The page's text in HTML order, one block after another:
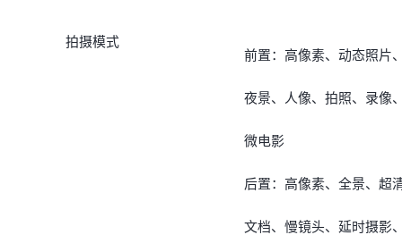
拍摄模式
前置：高像素、动态照片
夜景、人像、拍照、录像
微电影
后置：高像素、全景、超
文档、慢镜头、延时摄影